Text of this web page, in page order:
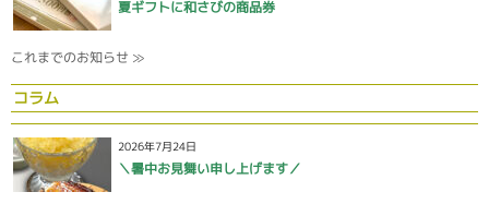
夏ギフトに和さびの商品券
これまでのお知らせ ≫
コラム
2026年7月24日
＼暑中お見舞い申し上げます／